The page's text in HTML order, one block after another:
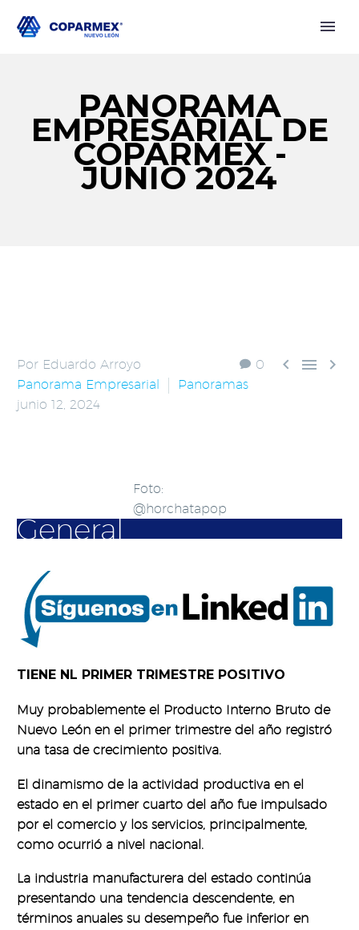
PANORAMA
EMPRESARIAL DE
COPARMEX -
JUNIO 2024
0   
Por Eduardo Arroyo
Panorama Empresarial
Panoramas
junio 12, 2024
Foto:
@horchatapop
General
TIENE NL PRIMER TRIMESTRE POSITIVO
Muy probablemente el Producto Interno Bruto de
Nuevo León en el primer trimestre del año registró
una tasa de crecimiento positiva.
El dinamismo de la actividad productiva en el
estado en el primer cuarto del año fue impulsado
por el comercio y los servicios, principalmente,
como ocurrió a nivel nacional.
La industria manufacturera del estado continúa
presentando una tendencia descendente, en
términos anuales su desempeño fue inferior en